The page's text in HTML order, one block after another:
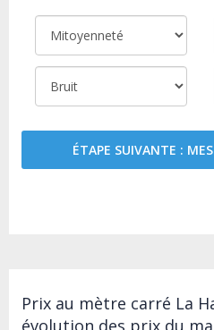
ÉTAPE SUIVANTE :
Prix au mètre carré La
évolution des prix du